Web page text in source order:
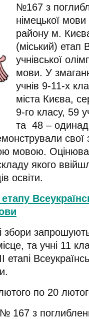
№167 з
німецької мови
району м. Києва
(міський) етап
учнівської
мови. У
учнів 9-11-х
міста Києва,
9-го класу, 59
та 48 –
свої
мовою.
якого
освіти.
збори
та учні 11
по 20
167 з